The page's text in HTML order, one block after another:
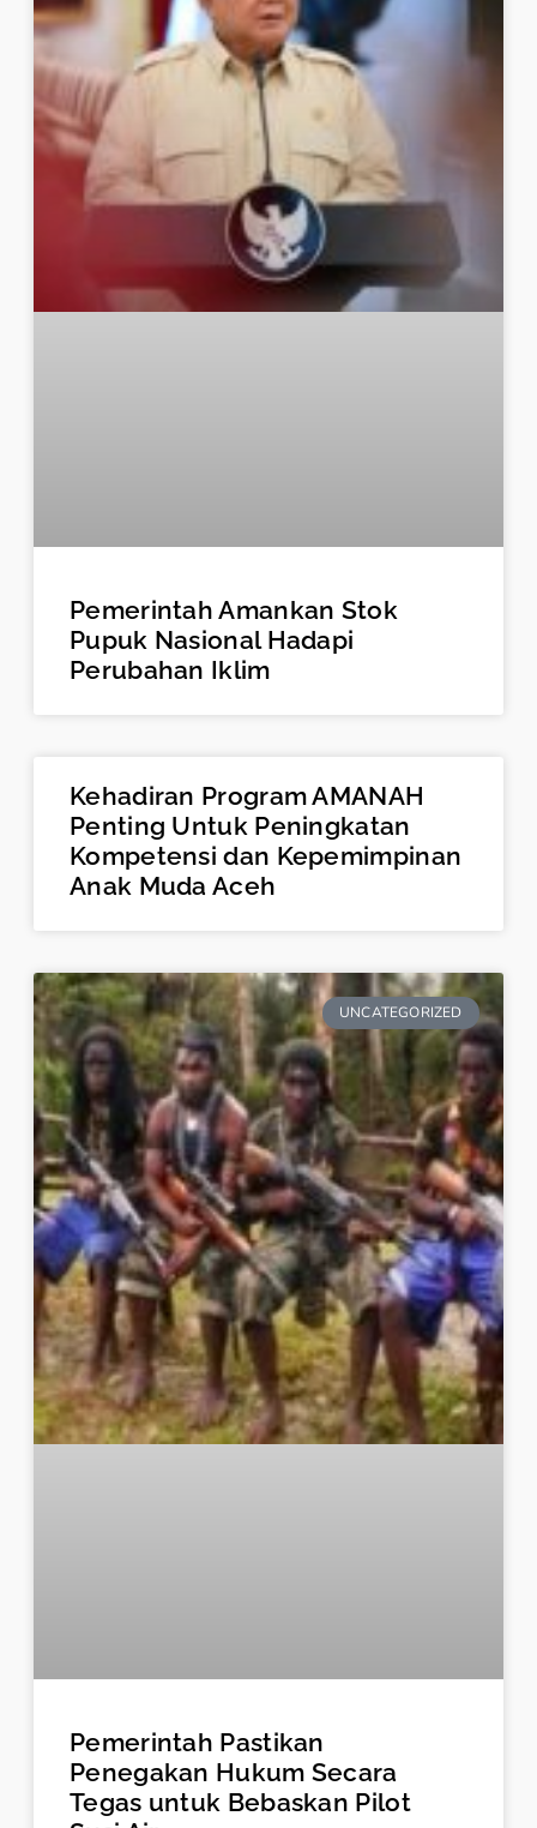
Pemerintah Amankan Stok
Pupuk Nasional Hadapi
Perubahan Iklim
Kehadiran Program AMANAH
Penting Untuk Peningkatan
Kompetensi dan Kepemimpinan
Anak Muda Aceh
UNCATEGORIZED
Pemerintah Pastikan
Penegakan Hukum Secara
Tegas untuk Bebaskan Pilot